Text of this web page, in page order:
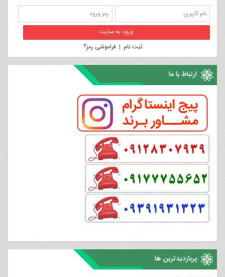
ثبت نام |فراموشی رمز؟
ارتباط با ما
پربازدیدترین ها